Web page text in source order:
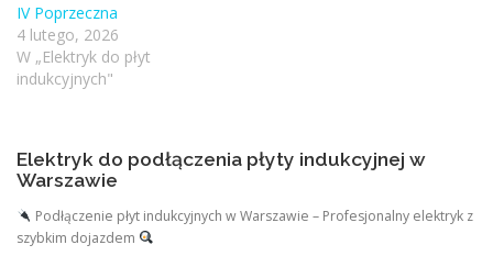
IV Poprzeczna
4 lutego, 2026
W „Elektryk do płyt
indukcyjnych"
Elektryk do podłączenia płyty indukcyjnej w
Warszawie
Podłączenie płyt indukcyjnych w Warszawie – Profesjonalny elektryk z
szybkim dojazdem